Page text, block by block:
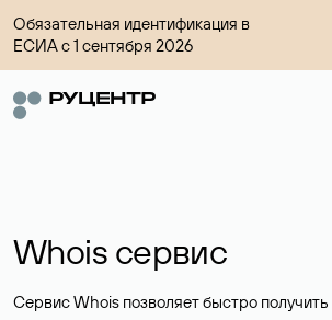
Обязательная идентификация в
ЕСИА с 1 сентября 2026
Whois сервис
Сервис Whois позволяет быстро